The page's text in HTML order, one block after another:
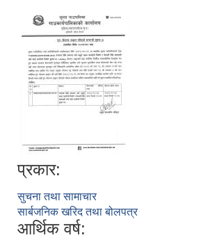
प्रकार:
सुचना तथा सामाचार
सार्बजनिक खरिद तथा बोलपत्र
आर्थिक वर्ष: